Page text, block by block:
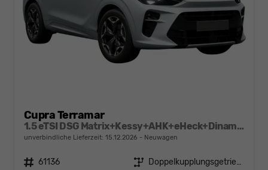
Cupra Terramar
1.5 eTSI DSG Matrix+Kessy+AHK+eHeck+Dinamica+CarPlay+eHeck+GV5
unverbindliche Lieferzeit: 15.12.2026 Neuwagen
Fahrzeugnr. 61136 Getriebe
Doppelkupplungsgetriebe (DSG)